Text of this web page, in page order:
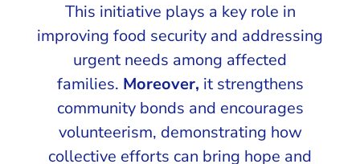
This initiative plays a key role in
improving food security and addressing
urgent needs among affected
families. Moreover, it strengthens
community bonds and encourages
volunteerism, demonstrating how
collective efforts can bring hope and